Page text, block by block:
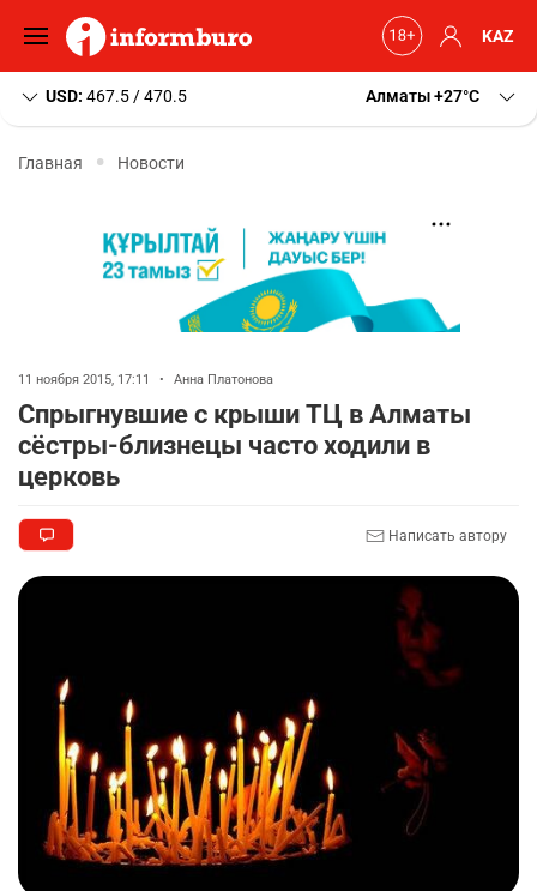
KAZ
USD: 467.5 / 470.5 Алматы+27 C
Главная Новости
11 ноября 2015, 17:11 • Анна Платонова
Спрыгнувшие с крыши ТЦ в Алматы
сёстры-близнецы часто ходили в
церковь
Написать автору